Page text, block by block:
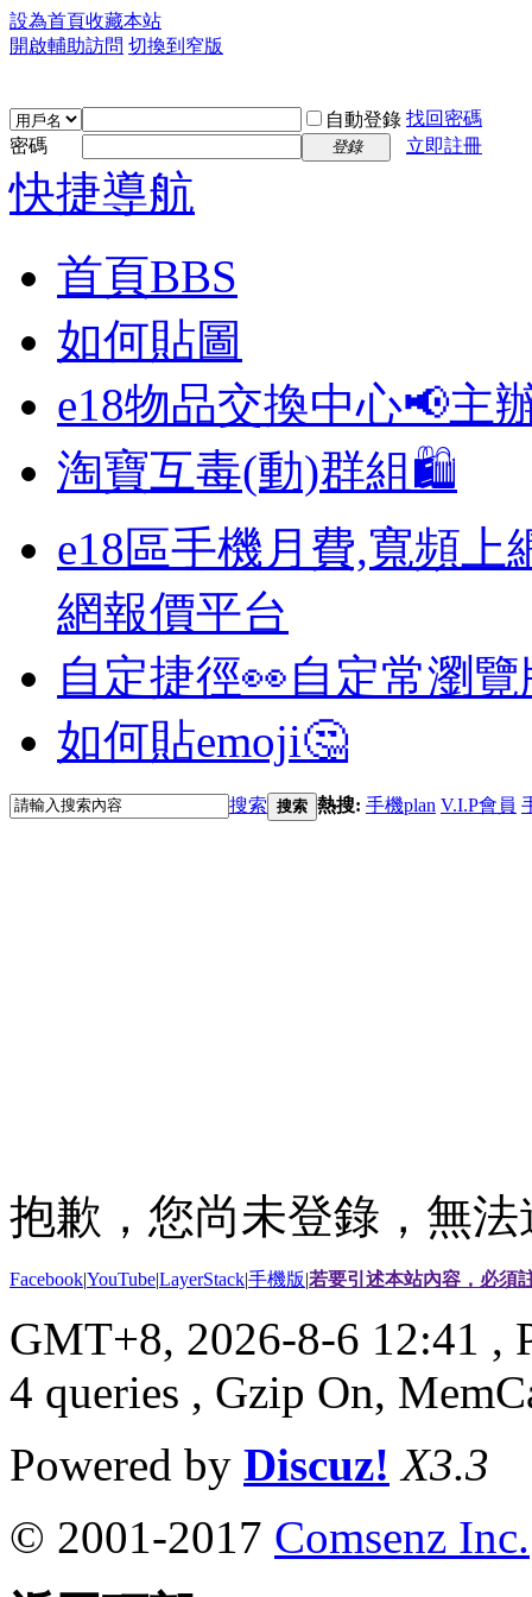
設為首頁收藏本站
開啟輔助訪問 切換到窄版
自動登錄 找回密碼
密碼
登錄 立即註冊
快捷導航
首頁BBS
如何貼圖
e18物品交換中心📢主
淘寶互毒(動)群組🛍️
e18區手機月費,寬頻上
網報價平台
自定捷徑👀自定常瀏
如何貼emoji🤔
搜索 搜索 熱搜: 手機plan V.I.P會員
抱歉，您尚未登錄，無
Facebook|YouTube|LayerStack|手機版|若要引述本站內容，必須
GMT+8, 2026-8-6 12:41 ,
4 queries , Gzip On,
Powered by Discuz! X3.3
© 2001-2017 Comsenz Inc.